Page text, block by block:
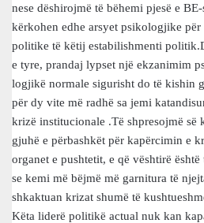
nese dëshirojmë të bëhemi pjesë e
kërkohen edhe arsyet psikologjike për
politike të këtij estabilishmenti
e tyre, prandaj lypset një ekzanimim
logjikë normale sigurisht do të kishin
për dy vite më radhë sa jemi
krizë institucionale .Të shpresojmë së
gjuhë e përbashkët për kapërcimin e
organet e pushtetit, e që vështirë
se kemi më bëjmë më garnitura të
shkaktuan krizat shumë të
Këta liderë politikë actual nuk kan